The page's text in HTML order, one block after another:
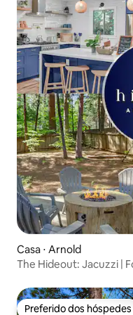
Casa ⋅ Arnold
The Hideout: Jacuzzi |
Preferido dos hóspedes